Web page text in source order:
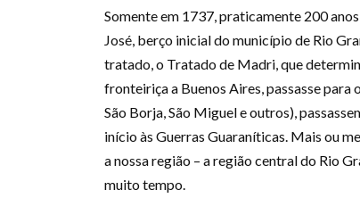
Somente em 1737, praticamente 200
José, berço inicial do município de Rio
tratado, o Tratado de Madri, que
fronteiriça a Buenos Aires, passasse para
São Borja, São Miguel e outros),
início às Guerras Guaraníticas. Mais ou
a nossa região – a região central do Rio
muito tempo.